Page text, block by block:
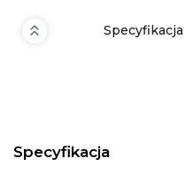
Specyfikacja
Specyfikacja